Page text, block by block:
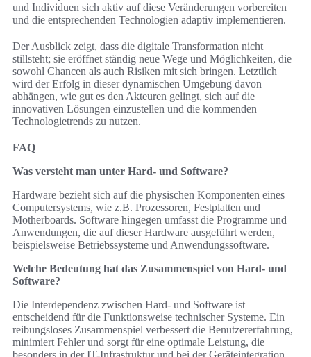
und Individuen sich aktiv auf diese Veränderungen vorbereiten
und die entsprechenden Technologien adaptiv implementieren.
Der Ausblick zeigt, dass die digitale Transformation nicht
stillsteht; sie eröffnet ständig neue Wege und Möglichkeiten, die
sowohl Chancen als auch Risiken mit sich bringen. Letztlich
wird der Erfolg in dieser dynamischen Umgebung davon
abhängen, wie gut es den Akteuren gelingt, sich auf die
innovativen Lösungen einzustellen und die kommenden
Technologietrends zu nutzen.
FAQ
Was versteht man unter Hard- und Software?
Hardware bezieht sich auf die physischen Komponenten eines
Computersystems, wie z.B. Prozessoren, Festplatten und
Motherboards. Software hingegen umfasst die Programme und
Anwendungen, die auf dieser Hardware ausgeführt werden,
beispielsweise Betriebssysteme und Anwendungssoftware.
Welche Bedeutung hat das Zusammenspiel von Hard- und
Software?
Die Interdependenz zwischen Hard- und Software ist
entscheidend für die Funktionsweise technischer Systeme. Ein
reibungsloses Zusammenspiel verbessert die Benutzererfahrung,
minimiert Fehler und sorgt für eine optimale Leistung, die